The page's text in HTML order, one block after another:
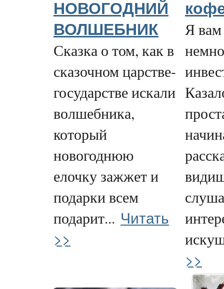
НОВОГОДНИЙ
ВОЛШЕБНИК
Сказка о том, как в
сказочном царстве-
государстве искали
волшебника,
который
новогоднюю
елочку зажжет и
подарки всем
подарит... Читать
>>
Я вам
>>